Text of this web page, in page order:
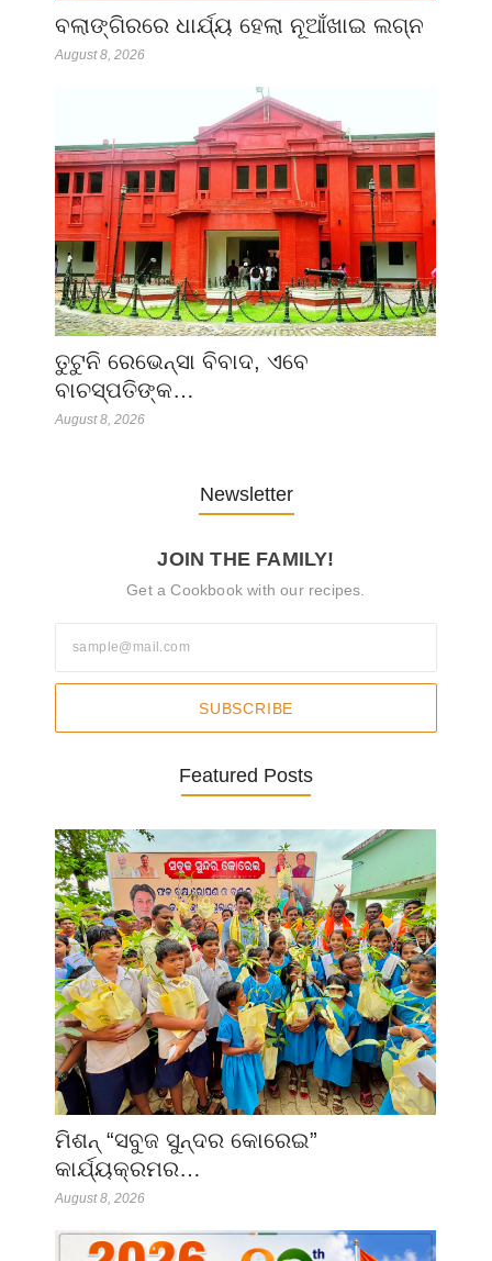
ବଲାଙ୍ଗିରରେ ଧାର୍ଯ୍ୟ ହେଲା ନୂଆଁଖାଇ ଲଗ୍ନ
August 8, 2026
ତୁଟୁନି ରେଭେନ୍ସା ବିବାଦ, ଏବେ
ବାଚସ୍ପତିଙ୍କ…
August 8, 2026
Newsletter
JOIN THE FAMILY!
Get a Cookbook with our recipes.
SUBSCRIBE
Featured Posts
ମିଶନ୍ “ସବୁଜ ସୁନ୍ଦର କୋରେଇ”
କାର୍ଯ୍ୟକ୍ରମର…
August 8, 2026